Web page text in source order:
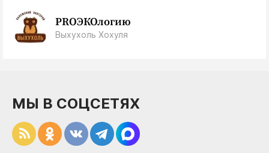
PROЭКОлогию
Выхухоль Хохуля
МЫ В СОЦСЕТЯХ